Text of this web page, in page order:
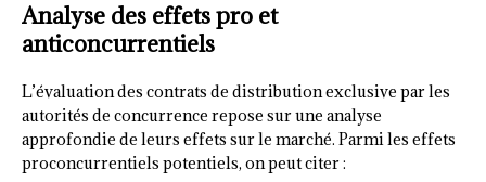
Analyse des effets pro et
anticoncurrentiels
L’évaluation des contrats de distribution exclusive par les
autorités de concurrence repose sur une analyse
approfondie de leurs effets sur le marché. Parmi les effets
proconcurrentiels potentiels, on peut citer :